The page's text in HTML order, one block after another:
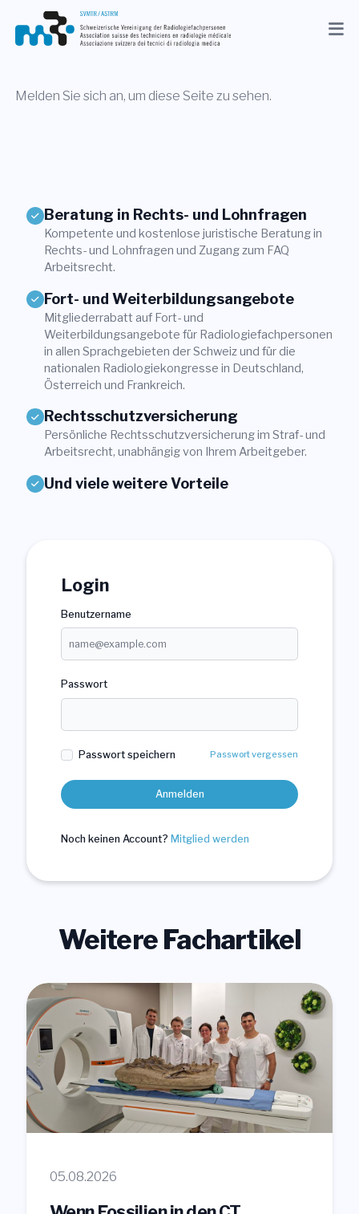
Aktuelles
Medien
Suche
Kontakt
Shop
Login
Mitglied werden Sektionen
Melden Sie sich an, um diese Seite zu sehen.
Beratung in Rechts- und Lohnfragen
Kompetente und kostenlose juristische Beratung in
Rechts- und Lohnfragen und Zugang zum FAQ
Arbeitsrecht.
Fort- und Weiterbildungsangebote
Mitgliederrabatt auf Fort- und
Weiterbildungsangebote für Radiologiefachpersonen
in allen Sprachgebieten der Schweiz und für die
nationalen Radiologiekongresse in Deutschland,
Österreich und Frankreich.
Rechtsschutzversicherung
Persönliche Rechtsschutzversicherung im Straf- und
Arbeitsrecht, unabhängig von Ihrem Arbeitgeber.
Und viele weitere Vorteile
Login
Benutzername
Passwort
Passwort speichern Passwort vergessen
Anmelden
Noch keinen Account?Mitglied werden
Weitere Fachartikel
05.08.2026